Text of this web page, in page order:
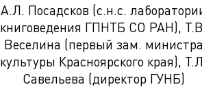
А.Л. Посадсков (с.н.с.
книговедения ГПНТБ СО РАН),
Веселина (первый зам. министра
культуры Красноярского края),
Савельева (директор ГУНБ)